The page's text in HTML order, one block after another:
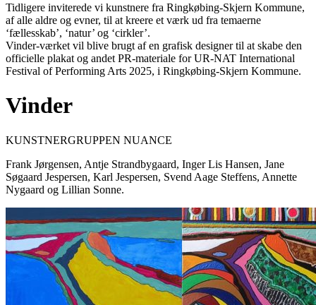
Tidligere inviterede vi kunstnere fra Ringkøbing-Skjern Kommune,
af alle aldre og evner, til at kreere et værk ud fra temaerne
‘fællesskab’, ‘natur’ og ‘cirkler’.
Vinder-værket vil blive brugt af en grafisk designer til at skabe den
officielle plakat og andet PR-materiale for UR-NAT International
Festival of Performing Arts 2025, i Ringkøbing-Skjern Kommune.
Vinder
KUNSTNERGRUPPEN NUANCE
Frank Jørgensen, Antje Strandbygaard, Inger Lis Hansen, Jane
Søgaard Jespersen, Karl Jespersen, Svend Aage Steffens, Annette
Nygaard og Lillian Sonne.